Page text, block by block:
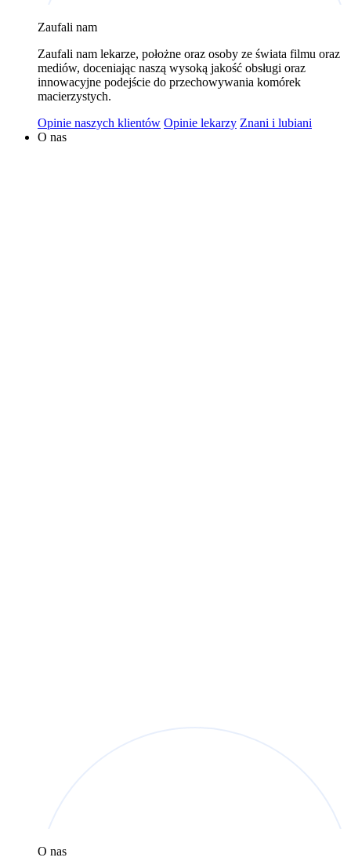
siedzibą w Warszawie. Niezależnymi administratorami
danych mogą być także nasi partnerzy. Informacje na
temat wykorzystywanych plików cookies i przetwarzania
znajduje się wPolityce Prywatności.
Zaufali nam
Zaufali nam lekarze, położne oraz osoby ze świata filmu oraz
mediów, doceniając naszą wysoką jakość obsługi oraz
innowacyjne podejście do przechowywania komórek
macierzystych.
Opinie naszych klientów Opinie lekarzy Znani i lubiani
O nas
O nas